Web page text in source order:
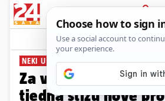
PRIJAVA
News
NEKI U KAPUTE, A DRUGI...
Za vikend sunce, a od
tjedna stižu nove